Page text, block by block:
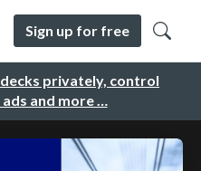
privately, control
and more …
Sign up for free